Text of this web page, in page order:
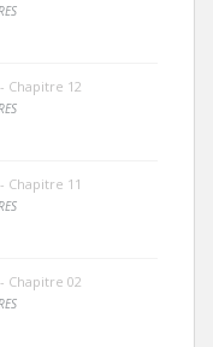
Chapitre 12
Chapitre 11
Chapitre 02